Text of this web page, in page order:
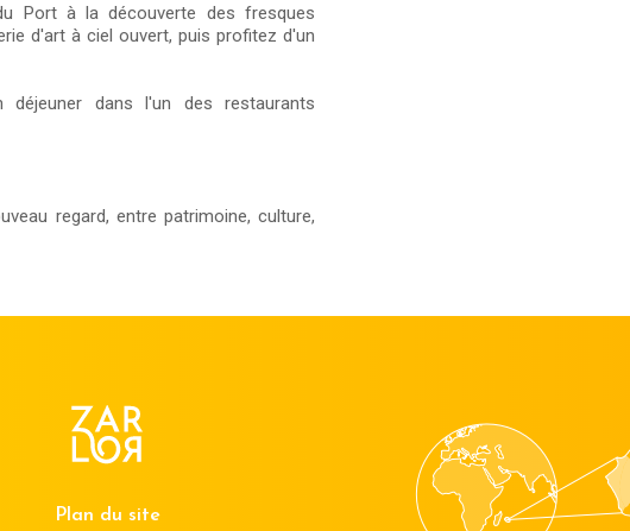
Port à la découverte des fresques
d'art à ciel ouvert, puis profitez d'un
dans l'un des restaurants
regard, entre patrimoine, culture,
Plan du site